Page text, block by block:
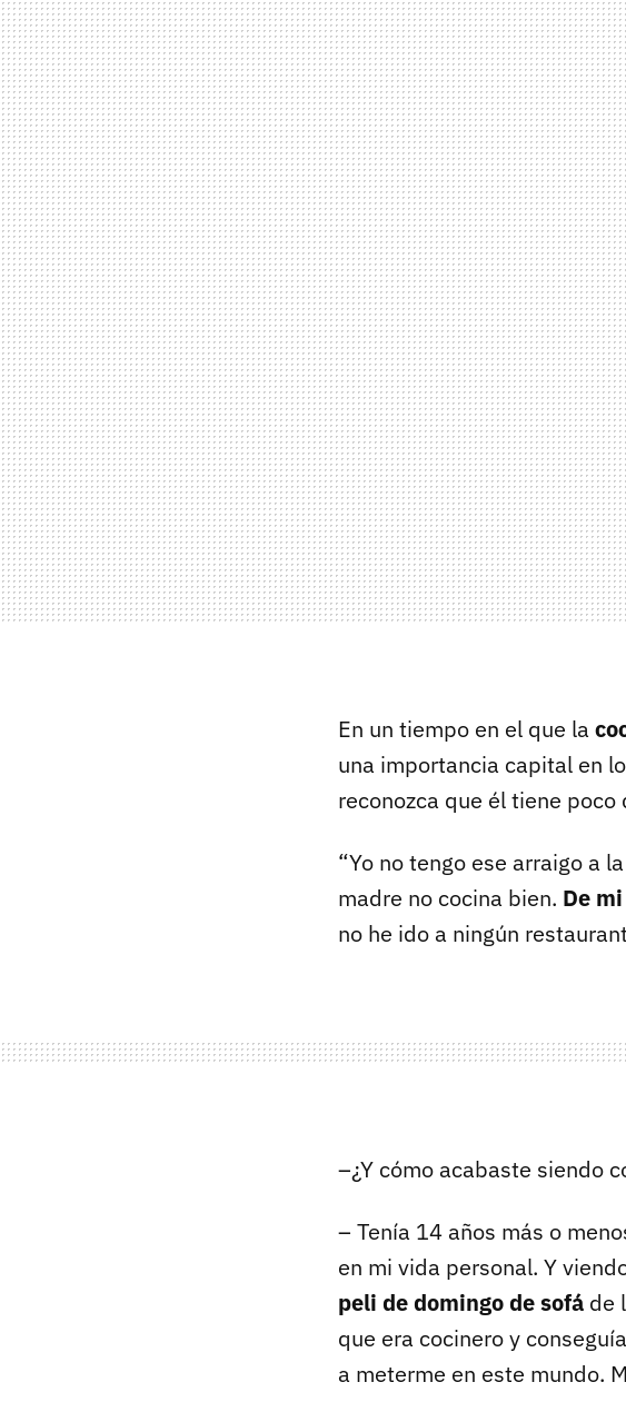
En un tiempo en el que la
una importancia capital en
reconozca que él tiene
“Yo no tengo ese arraigo a
madre no cocina bien. De
no he ido a ningún
–¿Y cómo acabaste siendo
– Tenía 14 años más o
en mi vida personal. Y
peli de domingo de sofá de
que era cocinero y
a meterme en este mundo.